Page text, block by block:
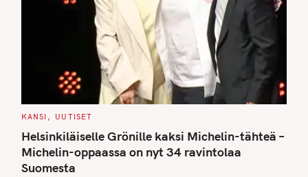
C
T
E
G
O
R
I
KANSI UUTISET
Helsinkiläiselle Grönille kaksi Michelin-tähteä –
Michelin-oppaassa on nyt 34 ravintolaa
Suomesta